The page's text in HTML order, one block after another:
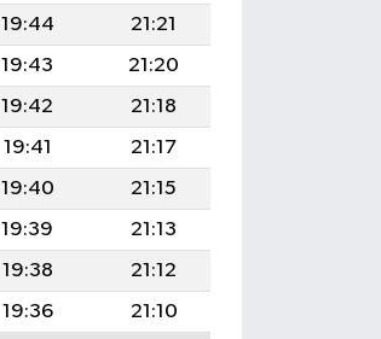
19:44
21:21
19:43
21:20
19:42
21:18
19:41
21:17
19:40
21:15
19:39
21:13
19:38
21:12
19:36
21:10